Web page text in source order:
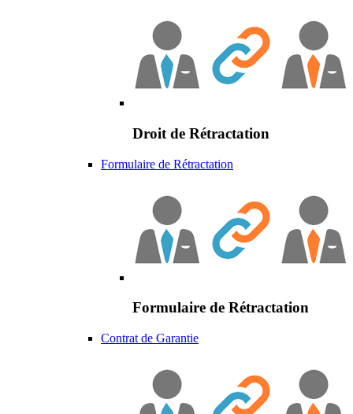
Droit de Rétractation
Formulaire de Rétractation
Formulaire de Rétractation
Contrat de Garantie